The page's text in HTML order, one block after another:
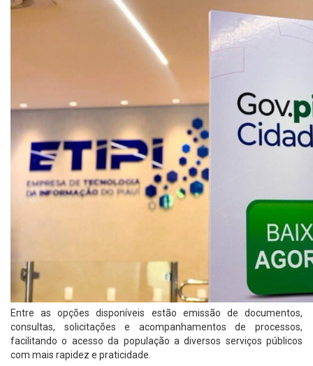
Entre as opções disponíveis estão emissão de documentos,
consultas, solicitações e acompanhamentos de processos,
facilitando o acesso da população a diversos serviços públicos
com mais rapidez e praticidade.